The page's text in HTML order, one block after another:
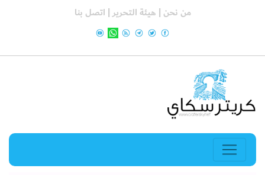
من نحن | هيئة التحرير | اتصل بنا